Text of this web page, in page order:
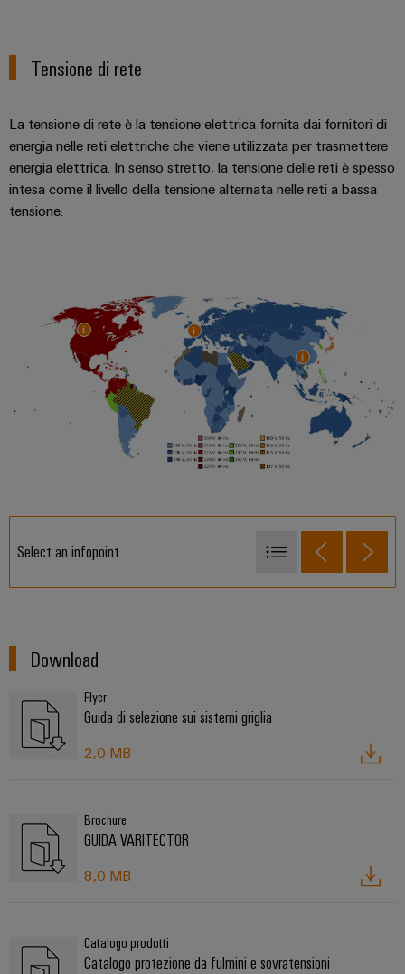
Tensione di rete
La tensione di rete è la tensione elettrica fornita dai fornitori di
energia nelle reti elettriche che viene utilizzata per trasmettere
energia elettrica. In senso stretto, la tensione delle reti è spesso
intesa come il livello della tensione alternata nelle reti a bassa
tensione.
Select an infopoint
Tensioni di rete in Europa
Tensioni di in Asia
Download
Flyer
Guida di selezione sui sistemi griglia
2,0 MB
Brochure
GUIDA VARITECTOR
8,0 MB
Catalogo prodotti
Catalogo protezione da fulmini e sovratensioni